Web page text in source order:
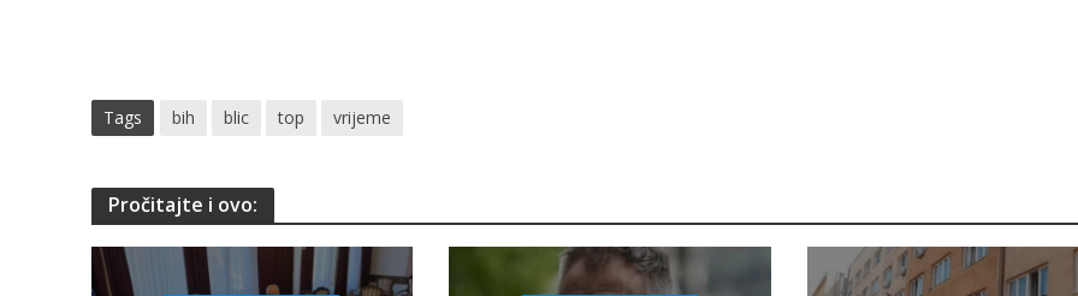
Tags bih blic top vrijeme
Pročitajte i ovo: